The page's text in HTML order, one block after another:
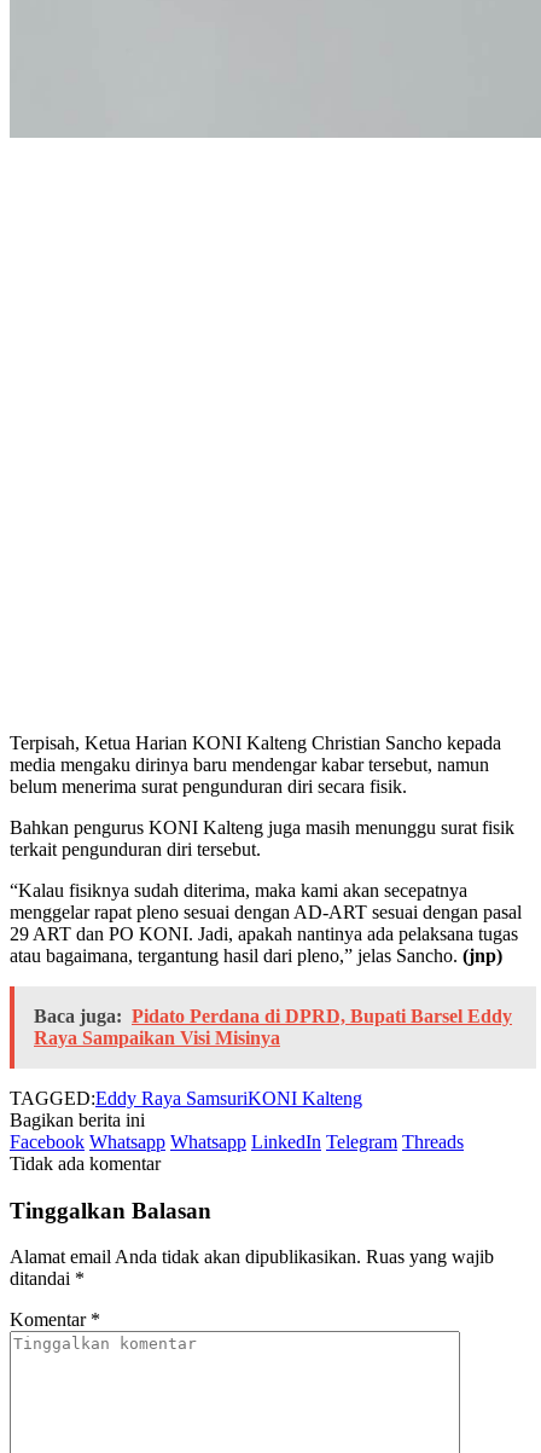
Terpisah, Ketua Harian KONI Kalteng Christian Sancho kepada
media mengaku dirinya baru mendengar kabar tersebut, namun
belum menerima surat pengunduran diri secara fisik.
Bahkan pengurus KONI Kalteng juga masih menunggu surat fisik
terkait pengunduran diri tersebut.
“Kalau fisiknya sudah diterima, maka kami akan secepatnya
menggelar rapat pleno sesuai dengan AD-ART sesuai dengan pasal
29 ART dan PO KONI. Jadi, apakah nantinya ada pelaksana tugas
atau bagaimana, tergantung hasil dari pleno,” jelas Sancho. (jnp)
Baca juga: Pidato Perdana di DPRD, Bupati Barsel Eddy
Raya Sampaikan Visi Misinya
TAGGED:Eddy Raya SamsuriKONI Kalteng
Bagikan berita ini
Facebook Whatsapp Whatsapp LinkedIn Telegram Threads
Tidak ada komentar
Tinggalkan Balasan
Alamat email Anda tidak akan dipublikasikan. Ruas yang wajib
ditandai *
Komentar *